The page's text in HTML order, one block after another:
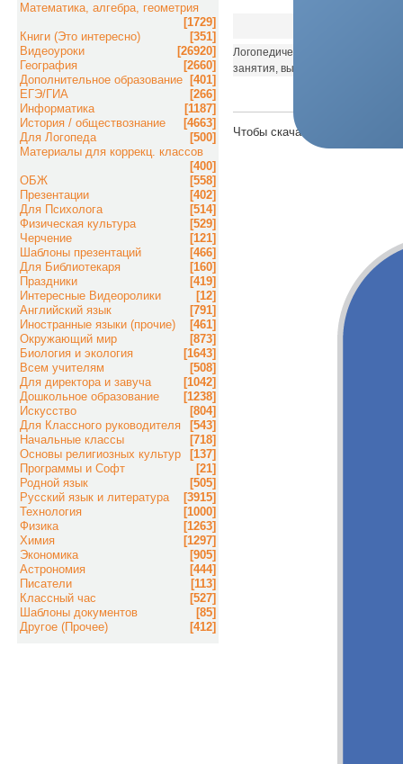
Логопедическая викторина
занятия, вызывать интерес к
Чтобы скачать материал,
Математика, алгебра, геометрия
[1729]
Книги (Это интересно)
[351]
Видеоуроки
[26920]
География
[2660]
Дополнительное образование
[401]
ЕГЭ/ГИА
[266]
Информатика
[1187]
История / обществознание
[4663]
Для Логопеда
[500]
Материалы для коррекц. классов
[400]
ОБЖ
[558]
Презентации
[402]
Для Психолога
[514]
Физическая культура
[529]
Черчение
[121]
Шаблоны презентаций
[466]
Для Библиотекаря
[160]
Праздники
[419]
Интересные Видеоролики
[12]
Английский язык
[791]
Иностранные языки (прочие)
[461]
Окружающий мир
[873]
Биология и экология
[1643]
Всем учителям
[508]
Для директора и завуча
[1042]
Дошкольное образование
[1238]
Искусство
[804]
Для Классного руководителя
[543]
Начальные классы
[718]
Основы религиозных культур
[137]
Программы и Софт
[21]
Родной язык
[505]
Русский язык и литература
[3915]
Технология
[1000]
Физика
[1263]
Химия
[1297]
Экономика
[905]
Астрономия
[444]
Писатели
[113]
Классный час
[527]
Шаблоны документов
[85]
Другое (Прочее)
[412]